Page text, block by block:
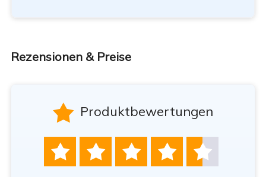
Rezensionen & Preise
 Produktbewertungen
    